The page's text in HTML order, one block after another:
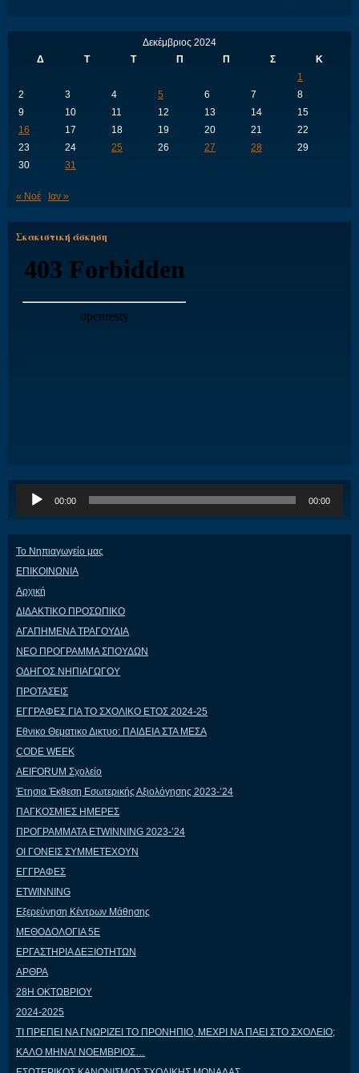
Δεκέμβριος 2024
Δ
Τ Τ Π Π Σ
Κ
1
2
3 4 5 6 7
8
9
10 11 12 13 14
15
16
17 18 19 20 21
22
23
24 25 26 27 28
29
30
31
« Νοέ Ιαν »
Σκακιστική άσκηση
Πρόγραμμα
Αναπαραγωγής
Ήχου
00:00 00:00
Το Νηπιαγωγείο μας
ΕΠΙΚΟΙΝΩΝΙΑ
Αρχική
ΔΙΔΑΚΤΙΚΟ ΠΡΟΣΩΠΙΚΟ
ΑΓΑΠΗΜΕΝΑ ΤΡΑΓΟΥΔΙΑ
ΝΕΟ ΠΡΟΓΡΑΜΜΑ ΣΠΟΥΔΩΝ
ΟΔΗΓΟΣ ΝΗΠΙΑΓΩΓΟΥ
ΠΡΟΤΑΣΕΙΣ
ΕΓΓΡΑΦΕΣ ΓΙΑ ΤΟ ΣΧΟΛΙΚΟ ΕΤΟΣ 2024-25
Εθνικο Θεματικο Δικτυο: ΠΑΙΔΕΙΑ ΣΤΑ ΜΕΣΑ
CODE WEEK
AEIFORUM Σχολείο
Έτησια Έκθεση Εσωτερικής Αξιολόγησης 2023-’24
ΠΑΓΚΟΣΜΙΕΣ ΗΜΕΡΕΣ
ΠΡΟΓΡΑΜΜΑΤΑ ETWINNING 2023-’24
ΟΙ ΓΟΝΕΙΣ ΣΥΜΜΕΤΕΧΟΥΝ
ΕΓΓΡΑΦΕΣ
ETWINNING
Εξερεύνηση Κέντρων Μάθησης
ΜΕΘΟΔΟΛΟΓΙΑ 5Ε
ΕΡΓΑΣΤΗΡΙΑ ΔΕΞΙΟΤΗΤΩΝ
ΑΡΘΡΑ
28Η ΟΚΤΩΒΡΙΟΥ
2024-2025
ΤΙ ΠΡΕΠΕΙ ΝΑ ΓΝΩΡΙΖΕΙ ΤΟ ΠΡΟΝΗΠΙΟ, ΜΕΧΡΙ ΝΑ ΠΑΕΙ ΣΤΟ ΣΧΟΛΕΙΟ;
ΚΑΛΟ ΜΗΝΑ! ΝΟΕΜΒΡΙΟΣ…